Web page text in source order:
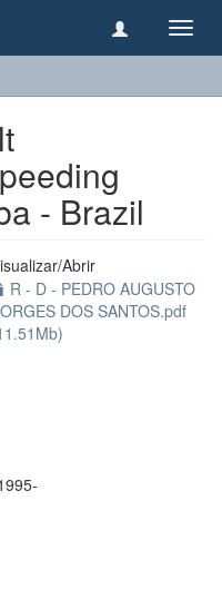
- Brazil
Abrir
R - D - PEDRO AUGUSTO
DOS SANTOS.pdf